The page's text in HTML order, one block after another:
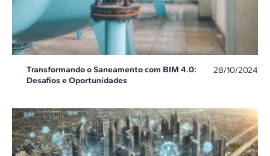
Transformando o Saneamento com BIM 4.0:
Desafios e Oportunidades
28/10/2024